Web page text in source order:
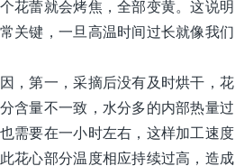
花蕾就会烤焦，全部变黄。这说明
关键，一旦高温时间过长就像我们
，第一，采摘后没有及时烘干，花
含量不一致，水分多的内部热量过
需要在一小时左右，这样加工速度
花心部分温度相应持续过高，造成